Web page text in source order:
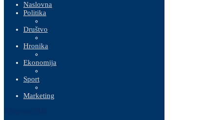
Naslovna
Politika
Društvo
Hronika
Ekonomija
Sport
Marketing